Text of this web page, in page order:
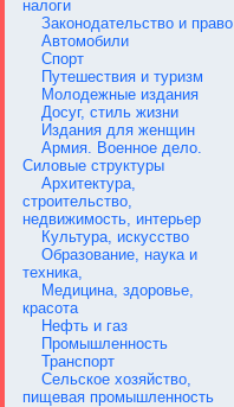
налоги
Законодательство и право
Автомобили
Спорт
Путешествия и туризм
Молодежные издания
Досуг, стиль жизни
Издания для женщин
Армия. Военное дело.
Силовые структуры
Архитектура,
строительство,
недвижимость, интерьер
Культура, искусство
Образование, наука и
техника,
Медицина, здоровье,
красота
Нефть и газ
Промышленность
Транспорт
Сельское хозяйство,
пищевая промышленность